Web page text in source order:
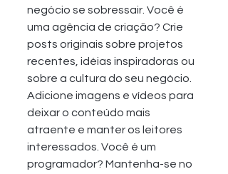
negócio se sobressair. Você é
uma agência de criação? Crie
posts originais sobre projetos
recentes, idéias inspiradoras ou
sobre a cultura do seu negócio.
Adicione imagens e vídeos para
deixar o conteúdo mais
atraente e manter os leitores
interessados. Você é um
programador? Mantenha-se no